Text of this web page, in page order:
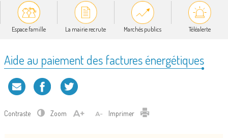
Espace famille La mairie recrute Marchés publics Téléalerte
Aide au paiement des factures énergétiques
Contraste Zoom Imprimer